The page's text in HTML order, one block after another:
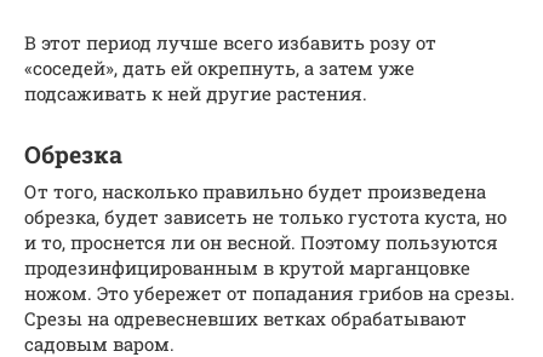
В этот период лучше всего избавить розу от
«соседей», дать ей окрепнуть, а затем уже
подсаживать к ней другие растения.
Обрезка
От того, насколько правильно будет произведена
обрезка, будет зависеть не только густота куста, но
и то, проснется ли он весной. Поэтому пользуются
продезинфицированным в крутой марганцовке
ножом. Это убережет от попадания грибов на срезы.
Срезы на одревесневших ветках обрабатывают
садовым варом.